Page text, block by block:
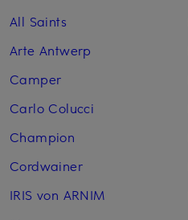
All Saints
Arte Antwerp
Camper
Carlo Colucci
Champion
Cordwainer
IRIS von ARNIM